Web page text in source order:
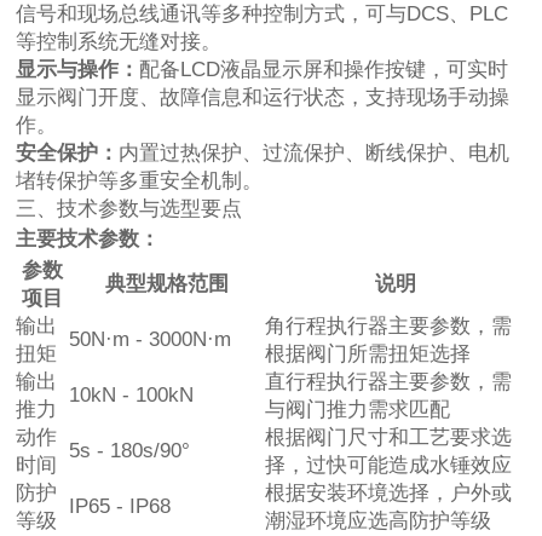
信号和现场总线通讯等多种控制方式，可与DCS、PLC
等控制系统无缝对接。
显示与操作： 配备LCD液晶显示屏和操作按键，可实时
显示阀门开度、故障信息和运行状态，支持现场手动操
作。
安全保护： 内置过热保护、过流保护、断线保护、电机
堵转保护等多重安全机制。
三、技术参数与选型要点
主要技术参数：
参数
项目
典型规格范围
说明
输出
扭矩
50N·m - 3000N·m
角行程执行器主要参数，需
根据阀门所需扭矩选择
输出
推力
10kN - 100kN
直行程执行器主要参数，需
与阀门推力需求匹配
动作
时间
5s - 180s/90°
根据阀门尺寸和工艺要求选
择，过快可能造成水锤效应
防护
等级
IP65 - IP68
根据安装环境选择，户外或
潮湿环境应选高防护等级